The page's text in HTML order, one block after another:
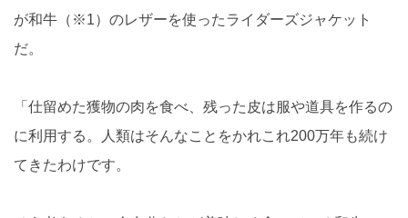
が和牛（※1）のレザーを使ったライダーズジャケット
だ。
「仕留めた獲物の肉を食べ、残った皮は服や道具を作るの
に利用する。人類はそんなことをかれこれ200万年も続け
てきたわけです。